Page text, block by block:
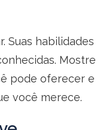
Suas habilidades
Mostre
pode oferecer e
você merece.